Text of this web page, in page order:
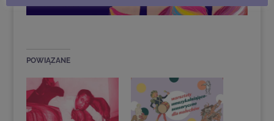
POWIĄZANE